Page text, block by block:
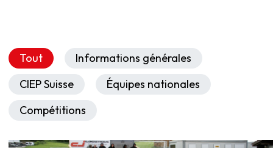
Tout
Informations générales
CIEP Suisse
Équipes nationales
Compétitions